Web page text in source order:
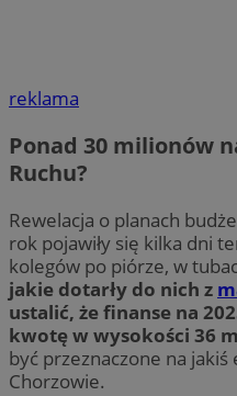
reklama
Ponad 30 milionów
Ruchu?
Rewelacja o planach
rok pojawiły się kilka dni
kolegów po piórze, w
jakie dotarły do nich z
ustalić, że finanse na
kwotę w wysokości 36
być przeznaczone na
Chorzowie.